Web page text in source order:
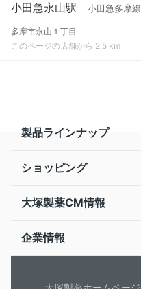
小田急永山駅 小田急多摩線
多摩市永山１丁目
このページの店舗から 2.5 km
製品ラインナップ
ショッピング
大塚製薬CM情報
企業情報